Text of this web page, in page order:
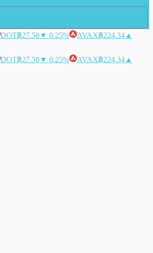
DOT฿27.50▼ 0.25% AVAX฿224.34 ▲
DOT฿27.50▼ 0.25% AVAX฿224.34 ▲